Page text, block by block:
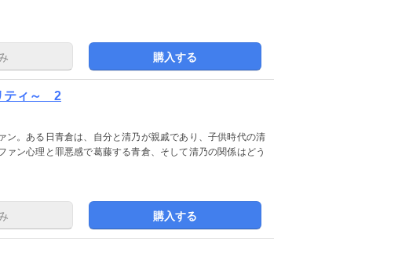
購入する
ティ～ 2
ン。ある日青倉は、自分と清乃が親戚であり、子供時代の清
ァン心理と罪悪感で葛藤する青倉、そして清乃の関係はどう
購入する